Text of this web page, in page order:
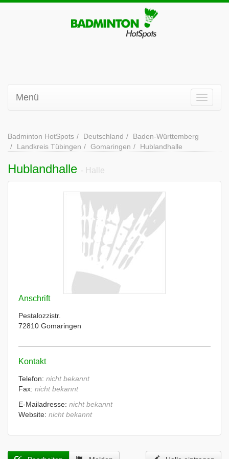
Menü
Badminton HotSpots Deutschland
Baden-Württemberg
Landkreis Tübingen
Gomaringen Hublandhalle
Hublandhalle - Halle
Anschrift
Pestalozzistr.
72810 Gomaringen
Kontakt
Telefon: nicht bekannt
Fax: nicht bekannt
E-Mailadresse: nicht bekannt
Website: nicht bekannt